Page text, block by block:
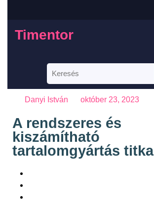
Timentor
Danyi István október 23, 2023
A rendszeres és
kiszámítható
tartalomgyártás titka